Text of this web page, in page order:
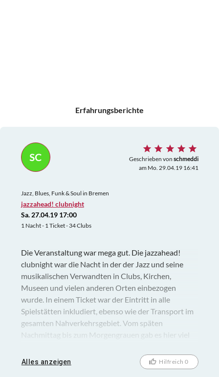
Erfahrungsberichte
SC Geschrieben von schmeddi
am Mo. 29.04.19 16:41
Jazz, Blues, Funk & Soul in Bremen
jazzahead! clubnight
Sa. 27.04.19 17:00
1 Nacht - 1 Ticket - 34 Clubs
Die Veranstaltung war mega gut. Die jazzahead!
clubnight war die Nacht in der der Jazz und seine
musikalischen Verwandten in Clubs, Kirchen,
Museen und vielen anderen Orten einbezogen
wurde. In einem Ticket war der Eintritt in alle
Spielstätten inkludiert, ebenso wie der Transport im
gesamten Nahverkehrsgebiet. Vom späten
Nachmittag bis zum Morgengrauen gab es hier viel
unterhaltsamen Tag!!!
Alles anzeigen Hilfreich 0